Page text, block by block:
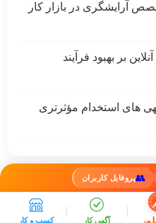
👥پروفایل کاربران
آگهی کار کسب و کار
آرایشگری در بازار کار
بر بهبود فرآیند
های استخدام مؤثرتری
قوانین اینستاگرام تلگرام